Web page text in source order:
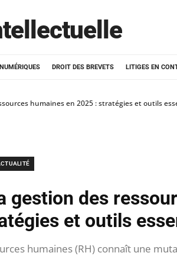
DROIT DES BREVETS LITIGES EN
humaines en 2025 : stratégies et outils
gestion des
et outils
humaines (RH) connaît une